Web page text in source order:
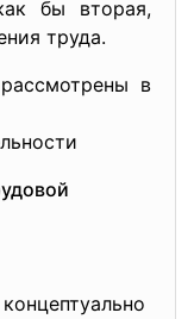
бы вторая,
труда.
в